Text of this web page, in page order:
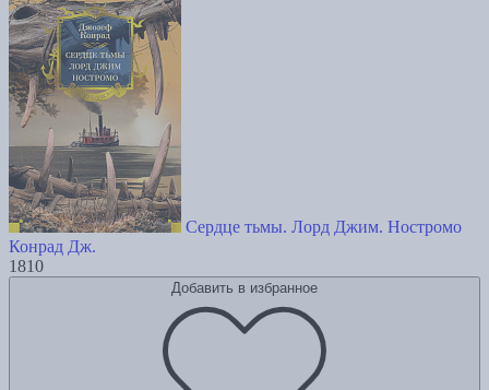
Сердце тьмы. Лорд Джим. Ностромо
Конрад Дж.
1810
Добавить в избранное